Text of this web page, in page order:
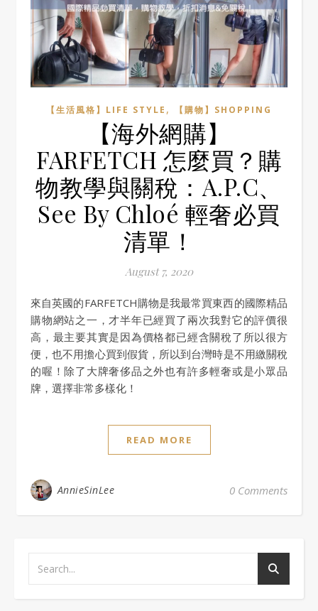
【生活風格】LIFE STYLE , 【購物】SHOPPING
【海外網購】
FARFETCH 怎麼買？購
物教學與關稅：A.P.C、
See By Chloé 輕奢必買
清單！
August 7, 2020
來自英國的FARFETCH購物是我最常買東西的國際精品
購物網站之一，才半年已經買了兩次我對它的評價很
高，最主要其實是因為價格都已經含關稅了所以很方
便，也不用擔心買到假貨，所以到台灣時是不用繳關稅
的喔！除了大牌奢侈品之外也有許多輕奢或是小眾品
牌，選擇非常多樣化！
READ MORE
AnnieSinLee 0 Comments